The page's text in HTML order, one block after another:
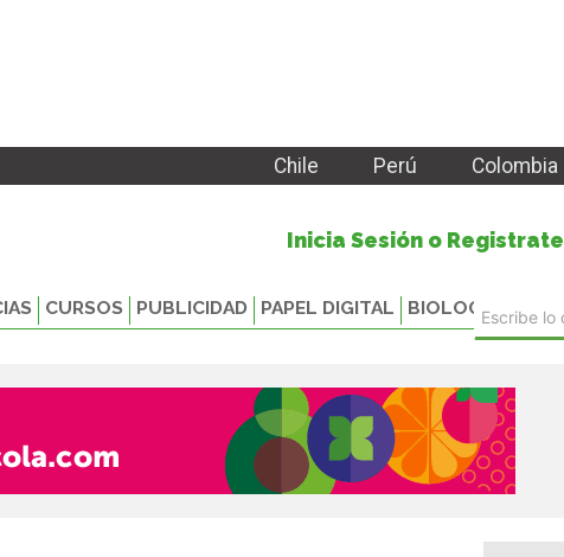
Chile Perú Colombia
Inicia Sesión o Registrate
CURSOS PUBLICIDAD PAPEL DIGITAL BIOLOGICALS